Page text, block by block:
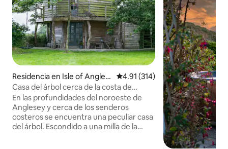
Residencia en Isle of Angles
ey
Calificación promedio: 4.91 de
4.91 (314)
Casa del árbol cerca de la costa de
Anglesey
En las profundidades del noroeste de
Anglesey y cerca de los senderos
costeros se encuentra una peculiar casa
del árbol. Escondido a una milla de la